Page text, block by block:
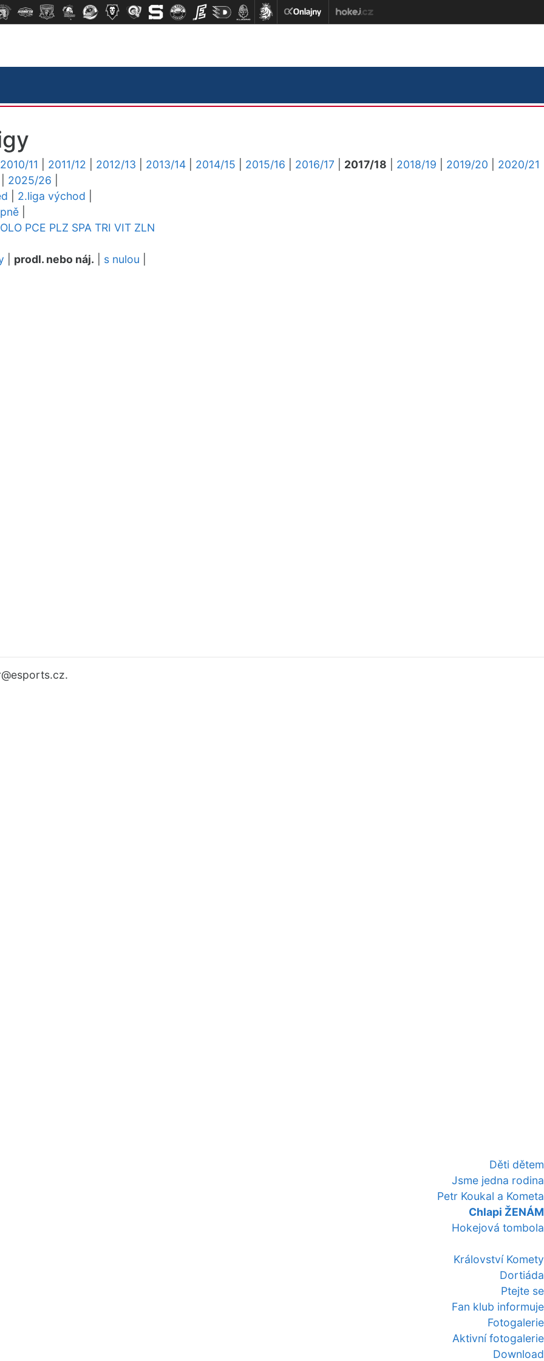
Děti dětem
Jsme jedna rodina
Petr Koukal a Kometa
Chlapi ŽENÁM
Hokejová tombola
Království Komety
Dortiáda
Ptejte se
Fan klub informuje
Fotogalerie
Aktivní fotogalerie
Download
2010/11 2011/12 2012/13 2013/14 2014/15 2015/16 2016/17 2017/18 2018/19 2019/20
2020/21
2025/26
2.liga východ
OLO PCE PLZ SPA TRI VIT ZLN
prodl. nebo náj. s nulou
@esports.cz.